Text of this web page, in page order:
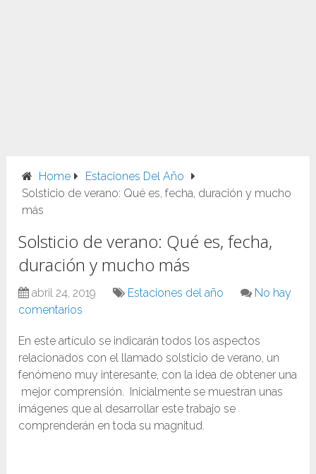
Home
Estaciones Del Año
Solsticio de verano: Qué es, fecha, duración y mucho
más
Solsticio de verano: Qué es, fecha,
duración y mucho más
abril 24, 2019 Estaciones del año
No hay
comentarios
En este artículo se indicarán todos los aspectos
relacionados con el llamado solsticio de verano, un
fenómeno muy interesante, con la idea de obtener una
mejor comprensión. Inicialmente se muestran unas
imágenes que al desarrollar este trabajo se
comprenderán en toda su magnitud.